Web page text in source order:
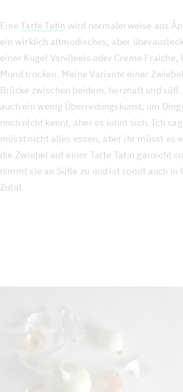
EineTarte Tatin wird normalerweise aus
ein wirklich altmodisches, aber
einer Kugel Vanilleeis oder Creme Fraiche,
Mund trocken. Meine Variante einer
Brücke zwischen beidem, herzhaft und
auch ein wenig Überredungskunst, um
noch nicht kennt, aber es lohnt sich. Ich
müsst nicht alles essen, aber ihr müsst es
die Zwiebel auf einer Tarte Tatin garnicht
nimmt sie an Süße zu und ist somit auch in
Zutat.